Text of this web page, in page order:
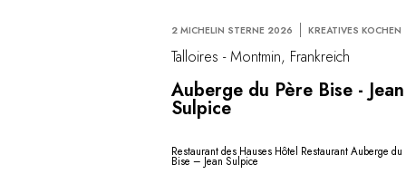
2 MICHELIN STERNE 2026 KREATIVES KOCHEN
Talloires - Montmin, Frankreich
Auberge du Père Bise - Jean
Sulpice
Restaurant des Hauses Hôtel Restaurant Auberge du
Bise – Jean Sulpice